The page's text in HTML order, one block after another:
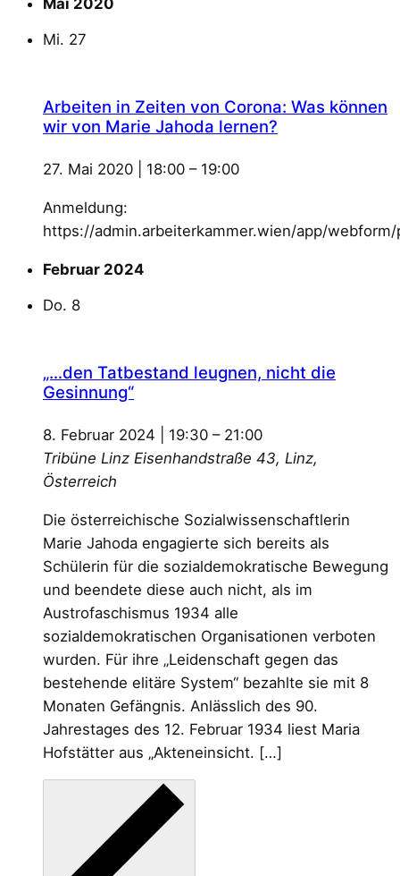
Mai 2020
Mi. 27
Arbeiten in Zeiten von Corona: Was können
wir von Marie Jahoda lernen?
27. Mai 2020 | 18:00 – 19:00
Anmeldung:
https://admin.arbeiterkammer.wien/app/webform/
Februar 2024
Do. 8
„…den Tatbestand leugnen, nicht die
Gesinnung“
8. Februar 2024 | 19:30 – 21:00
Tribüne Linz Eisenhandstraße 43, Linz,
Österreich
Die österreichische Sozialwissenschaftlerin
Marie Jahoda engagierte sich bereits als
Schülerin für die sozialdemokratische Bewegung
und beendete diese auch nicht, als im
Austrofaschismus 1934 alle
sozialdemokratischen Organisationen verboten
wurden. Für ihre „Leidenschaft gegen das
bestehende elitäre System“ bezahlte sie mit 8
Monaten Gefängnis. Anlässlich des 90.
Jahrestages des 12. Februar 1934 liest Maria
Hofstätter aus „Akteneinsicht. […]